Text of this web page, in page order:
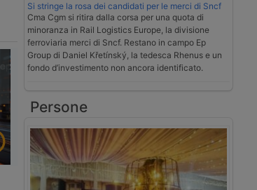
Si stringe la rosa dei candidati per le merci di Sncf
Cma Cgm si ritira dalla corsa per una quota di
minoranza in Rail Logistics Europe, la divisione
ferroviaria merci di Sncf. Restano in campo Ep
Group di Daniel Křetínský, la tedesca Rhenus e un
fondo d’investimento non ancora identificato.
Persone